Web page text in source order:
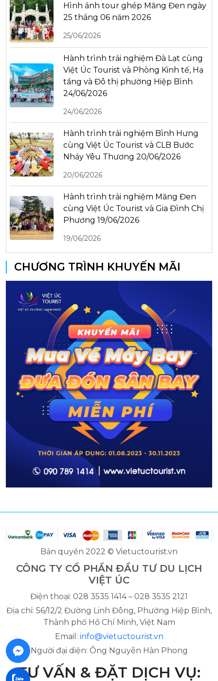
Hình ảnh tour ghép Măng Đen ngày
25 tháng 06 năm 2026
25/06/2026
Hành trình trải nghiệm Đà Lạt cùng
Việt Úc Tourist và Phòng Kinh tế, Hạ
tầng và Đô thị phường Hiệp Bình
24/06/2026
24/06/2026
Hành trình trải nghiệm Bình Hưng
cùng Việt Úc Tourist và CLB Bước
Nhảy Yêu Thương 20/06/2026
20/06/2026
Hành trình trải nghiệm Măng Đen
cùng Việt Úc Tourist và Gia Đình Chị
Phương 19/06/2026
19/06/2026
CHƯƠNG TRÌNH KHUYẾN MÃI
Bản quyền 2022 © Vietuctourist.vn
CÔNG TY CỔ PHẦN ĐẦU TƯ DU LỊCH
VIỆT ÚC
Điện thoại: 028 3535 1414 – 028 3535 2121
Địa chỉ: 56/12/2 Đường Linh Đông, Phường Hiệp Bình,
Thành phố Hồ Chí Minh, Việt Nam
Email: info@vietuctourist.vn
Người đại diện: Ông Nguyễn Hàn Phong
TƯ VẤN & ĐẶT DỊCH VỤ: